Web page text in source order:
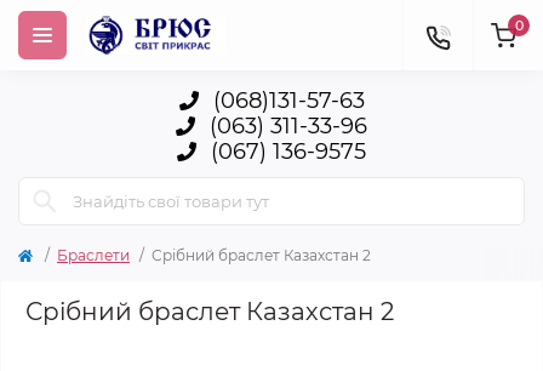
(068)131-57-63
(063) 311-33-96
(067) 136-9575
0
Браслети Срібний браслет Казахстан 2
Срібний браслет Казахстан 2